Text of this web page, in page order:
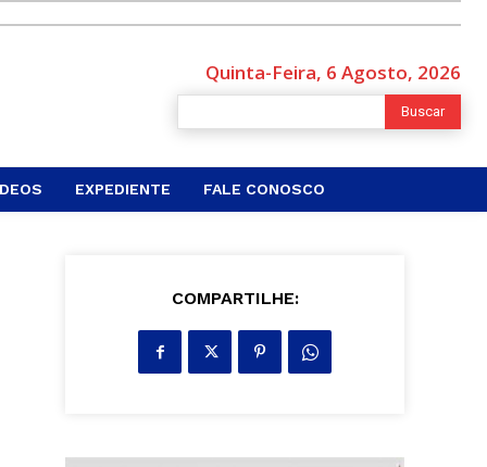
Quinta-Feira, 6 Agosto, 2026
Buscar
EXPEDIENTE FALE CONOSCO
COMPARTILHE: